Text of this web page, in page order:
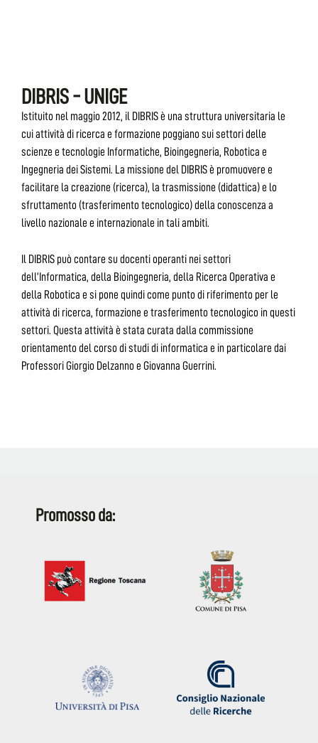
DIBRIS - UNIGE
Istituito nel maggio 2012, il DIBRIS è una struttura universitaria le
cui attività di ricerca e formazione poggiano sui settori delle
scienze e tecnologie Informatiche, Bioingegneria, Robotica e
Ingegneria dei Sistemi. La missione del DIBRIS è promuovere e
facilitare la creazione (ricerca), la trasmissione (didattica) e lo
sfruttamento (trasferimento tecnologico) della conoscenza a
livello nazionale e internazionale in tali ambiti.
Il DIBRIS può contare su docenti operanti nei settori
dell’Informatica, della Bioingegneria, della Ricerca Operativa e
della Robotica e si pone quindi come punto di riferimento per le
attività di ricerca, formazione e trasferimento tecnologico in questi
settori. Questa attività è stata curata dalla commissione
orientamento del corso di studi di informatica e in particolare dai
Professori Giorgio Delzanno e Giovanna Guerrini.
Promosso da: